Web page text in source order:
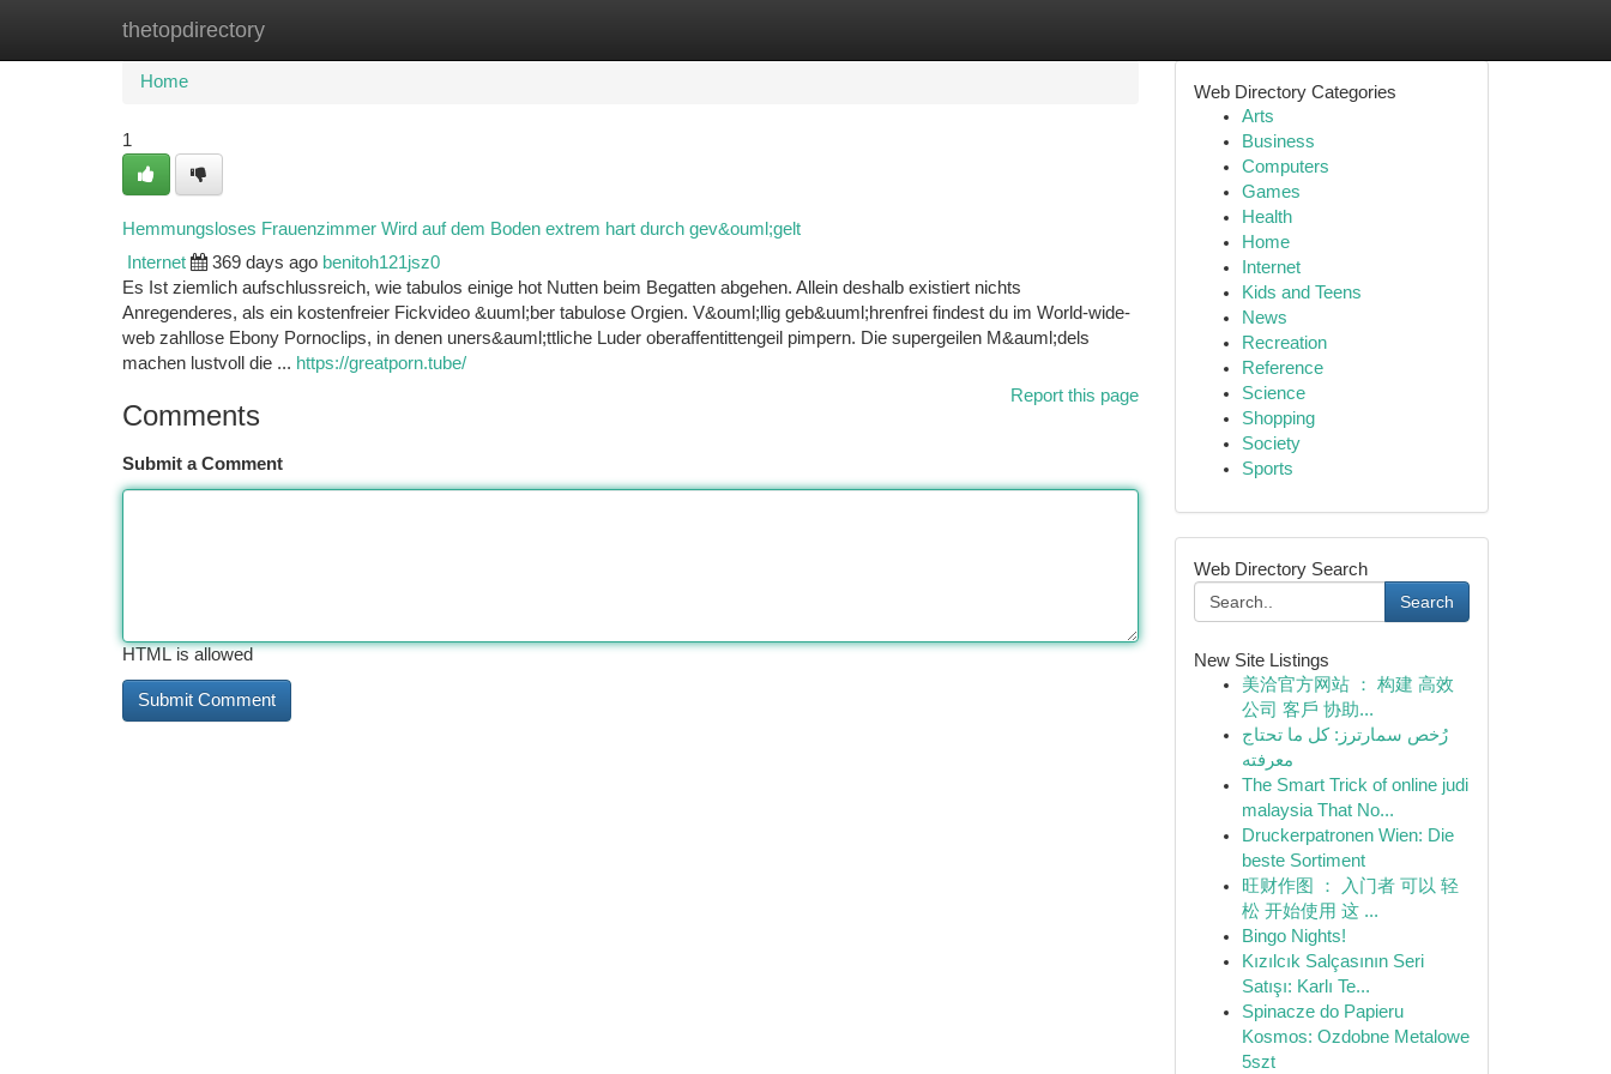
thetopdirectory
Home New Site Listings
Home
1
Hemmungsloses Frauenzimmer Wird auf dem Boden extrem hart durch gev&ouml;gelt
Internet 369 days ago benitoh121jsz0
Es Ist ziemlich aufschlussreich, wie tabulos einige hot Nutten beim Begatten abgehen. Allein deshalb existiert nichts
Anregenderes, als ein kostenfreier Fickvideo &uuml;ber tabulose Orgien. V&ouml;llig geb&uuml;hrenfrei findest du im World-wide-
web zahllose Ebony Pornoclips, in denen uners&auml;ttliche Luder oberaffentittengeil pimpern. Die supergeilen M&auml;dels
machen lustvoll die ... https://greatporn.tube/
Report this page
Comments
Submit a Comment
HTML is allowed
Web Directory Categories
Arts
Business
Computers
Games
Health
Home
Internet
Kids and Teens
News
Recreation
Reference
Science
Shopping
Society
Sports
Web Directory Search
Search
New Site Listings
美洽官方网站 ： 构建 高效
公司 客戶 协助...
رُخص سمارترز: كل ما تحتاج
معرفته
The Smart Trick of online judi
malaysia That No...
Druckerpatronen Wien: Die
beste Sortiment
旺财作图 ： 入门者 可以 轻
松 开始使用 这 ...
Bingo Nights!
Kızılcık Salçasının Seri
Satışı: Karlı Te...
Spinacze do Papieru
Kosmos: Ozdobne Metalowe
5szt